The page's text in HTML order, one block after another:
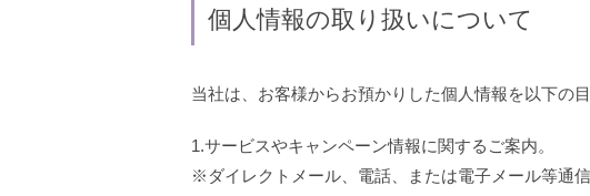
個人情報の取り扱いについて
当社は、お客様からお預かりした個人情報を以下の
1.サービスやキャンペーン情報に関するご案内。
※ダイレクトメール、電話、または電子メール等通